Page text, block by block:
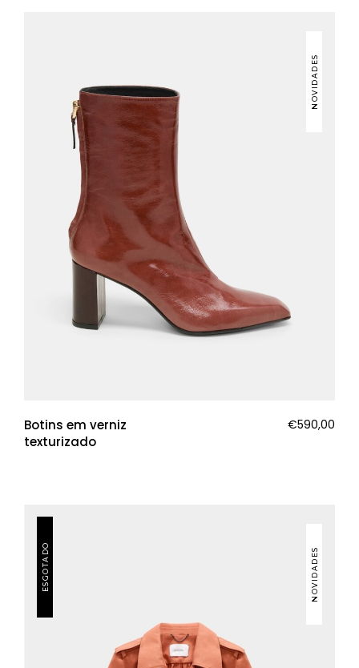
NOVIDADES
Botins em verniz
texturizado
€590,00
NOVIDADES
ESGOTADO